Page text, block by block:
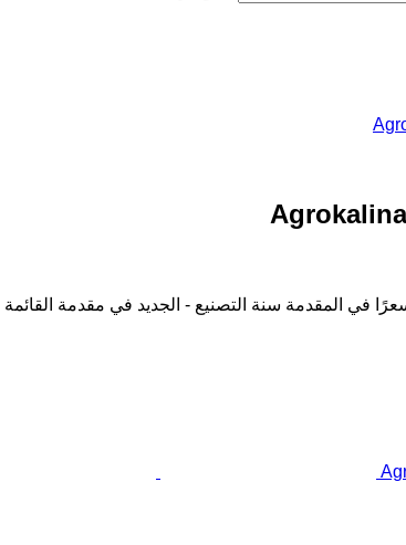
في المقدمة سنة التصنيع - الجديد في مقدمة القائمة